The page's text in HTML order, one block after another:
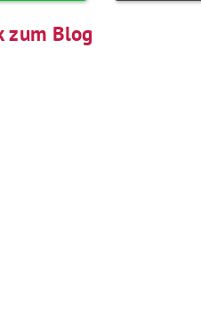
zum Blog